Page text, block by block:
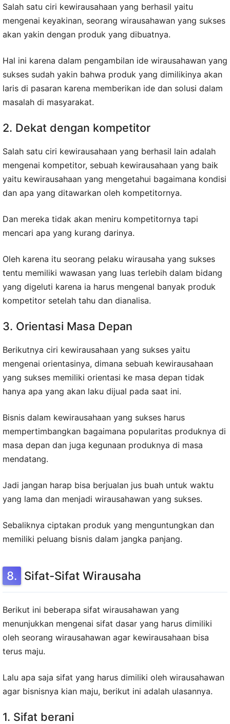
Salah satu ciri kewirausahaan yang berhasil yaitu
mengenai keyakinan, seorang wirausahawan yang sukses
akan yakin dengan produk yang dibuatnya.
Hal ini karena dalam pengambilan ide wirausahawan yang
sukses sudah yakin bahwa produk yang dimilikinya akan
laris di pasaran karena memberikan ide dan solusi dalam
masalah di masyarakat.
2. Dekat dengan kompetitor
Salah satu ciri kewirausahaan yang berhasil lain adalah
mengenai kompetitor, sebuah kewirausahaan yang baik
yaitu kewirausahaan yang mengetahui bagaimana kondisi
dan apa yang ditawarkan oleh kompetitornya.
Dan mereka tidak akan meniru kompetitornya tapi
mencari apa yang kurang darinya.
Oleh karena itu seorang pelaku wirausaha yang sukses
tentu memiliki wawasan yang luas terlebih dalam bidang
yang digeluti karena ia harus mengenal banyak produk
kompetitor setelah tahu dan dianalisa.
3. Orientasi Masa Depan
Berikutnya ciri kewirausahaan yang sukses yaitu
mengenai orientasinya, dimana sebuah kewirausahaan
yang sukses memiliki orientasi ke masa depan tidak
hanya apa yang akan laku dijual pada saat ini.
Bisnis dalam kewirausahaan yang sukses harus
mempertimbangkan bagaimana popularitas produknya di
masa depan dan juga kegunaan produknya di masa
mendatang.
Jadi jangan harap bisa berjualan jus buah untuk waktu
yang lama dan menjadi wirausahawan yang sukses.
Sebaliknya ciptakan produk yang menguntungkan dan
memiliki peluang bisnis dalam jangka panjang.
Sifat-Sifat Wirausaha
Berikut ini beberapa sifat wirausahawan yang
menunjukkan mengenai sifat dasar yang harus dimiliki
oleh seorang wirausahawan agar kewirausahaan bisa
terus maju.
Lalu apa saja sifat yang harus dimiliki oleh wirausahawan
agar bisnisnya kian maju, berikut ini adalah ulasannya.
1. Sifat berani